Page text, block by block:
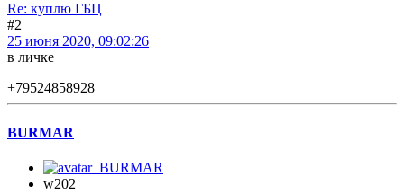
Re: куплю ГБЦ
#2
25 июня 2020, 09:02:26
в личке
+79524858928
BURMAR
w202